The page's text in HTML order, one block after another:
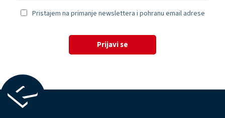
Pristajem na primanje newslettera i pohranu email adrese
Prijavi se